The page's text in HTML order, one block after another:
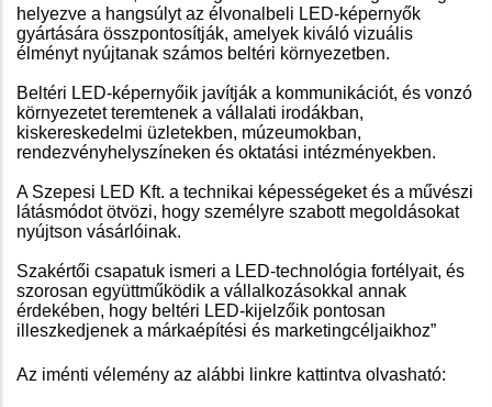
helyezve a hangsúlyt az élvonalbeli LED-képernyők
gyártására összpontosítják, amelyek kiváló vizuális
élményt nyújtanak számos beltéri környezetben.
Beltéri LED-képernyőik javítják a kommunikációt, és vonzó
környezetet teremtenek a vállalati irodákban,
kiskereskedelmi üzletekben, múzeumokban,
rendezvényhelyszíneken és oktatási intézményekben.
A Szepesi LED Kft. a technikai képességeket és a művészi
látásmódot ötvözi, hogy személyre szabott megoldásokat
nyújtson vásárlóinak.
Szakértői csapatuk ismeri a LED-technológia fortélyait, és
szorosan együttműködik a vállalkozásokkal annak
érdekében, hogy beltéri LED-kijelzőik pontosan
illeszkedjenek a márkaépítési és marketingcéljaikhoz”
Az iménti vélemény az alábbi linkre kattintva olvasható: